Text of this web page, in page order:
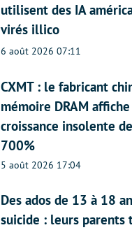
utilisent des IA
virés illico
6 août 2026 07:11
CXMT : le fabricant
mémoire DRAM
croissance insolente
700%
5 août 2026 17:04
Des ados de 13 à 18
suicide : leurs parents